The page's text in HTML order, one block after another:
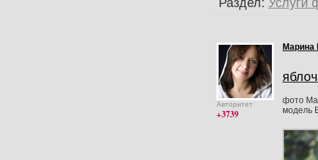
Раздел: Услуги
Авторитет
+3739
Марина
фото
модель